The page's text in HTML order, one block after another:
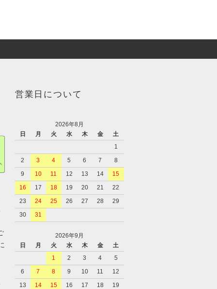
営業日について
2026年8月
日
月 火 水 木 金
土
1
2
3 4 5 6 7
8
9
10 11 12 13 14
15
16
17 18 19 20 21
22
23
24 25 26 27 28
29
30
31
2026年9月
日
月 火 水 木 金
土
1
2 3 4
5
6
7 8 9 10 11
12
13
14 15 16 17 18
19